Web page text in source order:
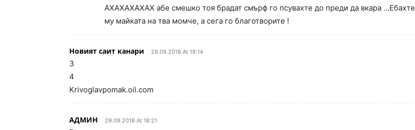
АХАХАХАХАХ абе смешко тоя брадат смърф го псувахте до преди да вкара …Ебахте
му майката на тва момче, а сега го благотворите !
Новият саит канари 29.09.2018 At 19:14
3
4
Krivoglavpomak.oil.com
АДМИН 29.09.2018 At 18:21